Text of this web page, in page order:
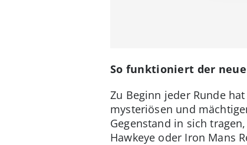
So funktioniert der
Zu Beginn jeder Runde
mysteriösen und
Gegenstand in sich
Hawkeye oder Iron Mans